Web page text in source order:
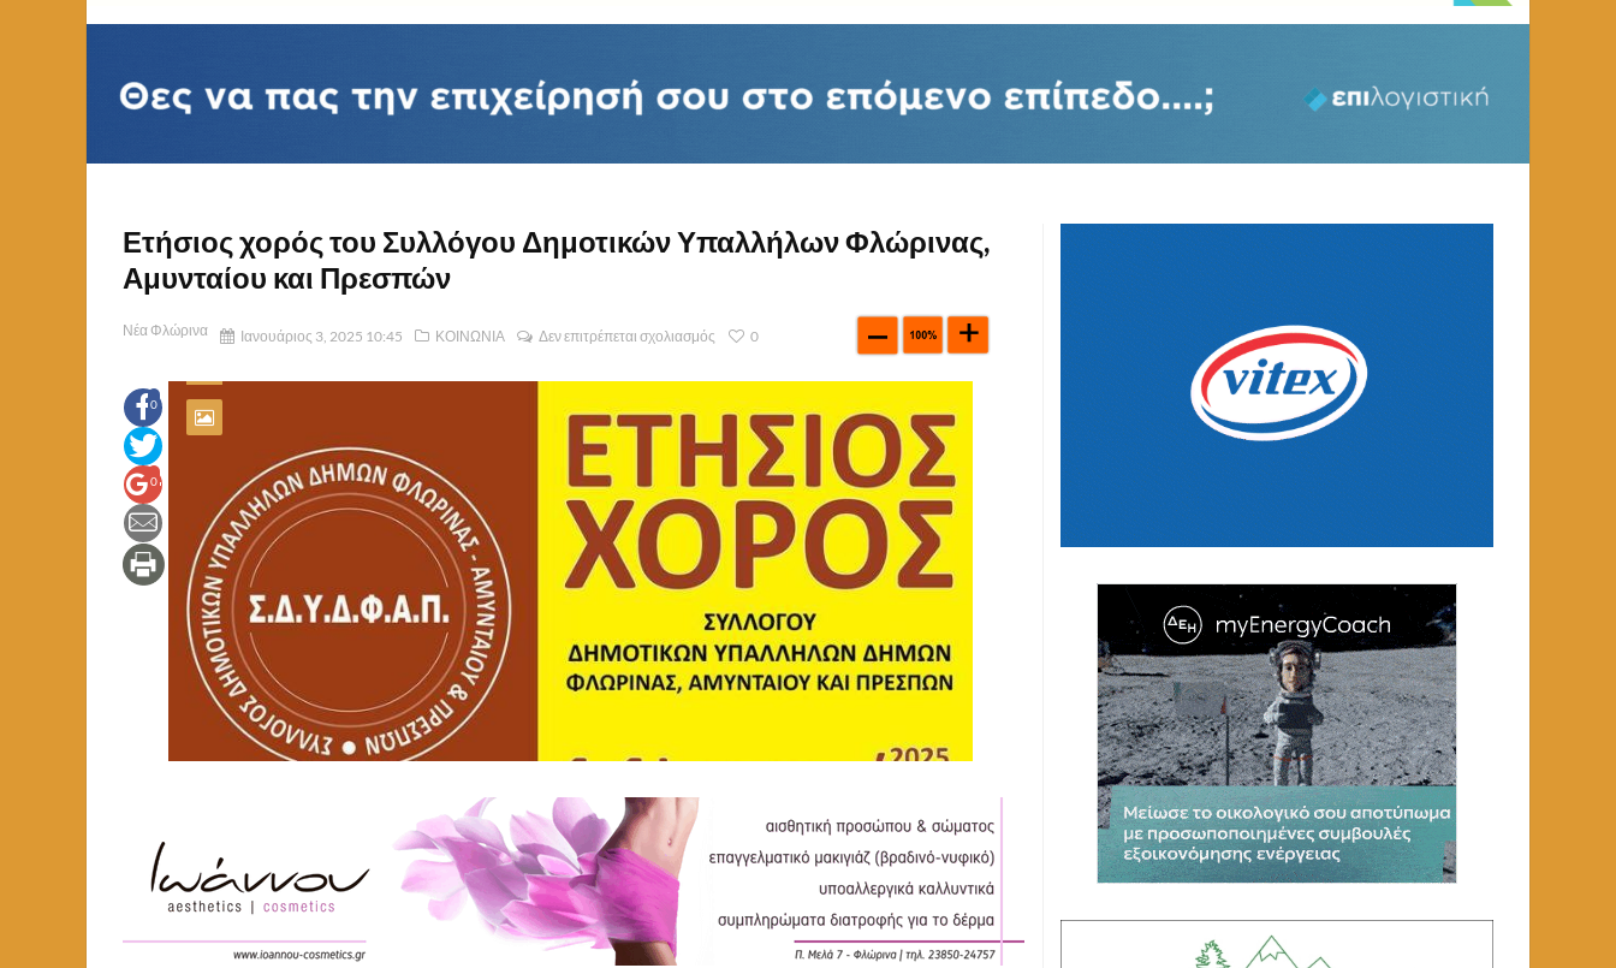
Ετήσιος χορός του Συλλόγου Δημοτικών Υπαλλήλων Φλώρινας,
Αμυνταίου και Πρεσπών
Νέα Φλώρινα Ιανουάριος 3, 2025 10:45 ΚΟΙΝΩΝΙΑ Δεν επιτρέπεται σχολιασμός 0
0
0